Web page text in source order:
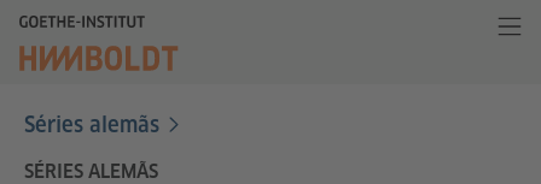
Séries alemãs
SÉRIES ALEMÃS